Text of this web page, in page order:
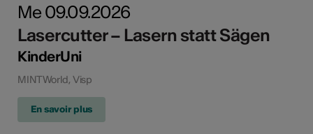
Me 09.09.2026
Lasercutter – Lasern statt Sägen
KinderUni
MINTWorld, Visp
En savoir plus